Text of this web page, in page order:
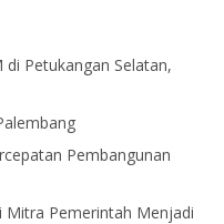
Petukangan Selatan,
Pembangunan
Mitra Pemerintah Menjadi